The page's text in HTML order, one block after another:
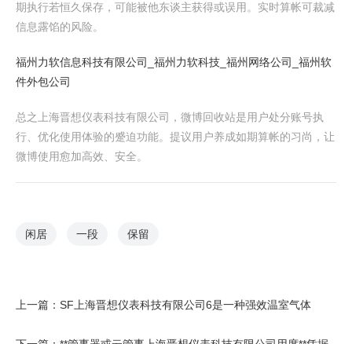
期执行若恒久保存，可能被他东谈主获得或误用。实时算帐可裁减
信息露馅的风险。
福州力软信息科技有限公司_福州力软科技_福州网络公司_福州软
件外包公司
总之上海晋想仪表科技有限公司，微博回收站是用户处分账号执
行、优化使用体验的蹙迫功能。提议用户养成如期算帐的习尚，让
微博使用愈加高效、安全。
闲居 一段 保留
上一篇： SF上海晋想仪表科技有限公司6是一种强效温室气体